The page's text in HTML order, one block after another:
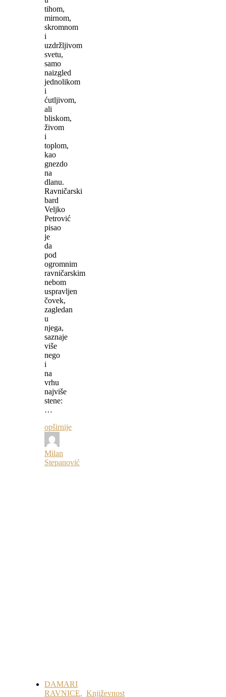
tihom,
mirnom,
skromnom
i
uzdržljivom
svetu,
samo
naizgled
jednolikom
i
ćutljivom,
ali
bliskom,
živom
i
toplom,
kao
gnezdo
na
dlanu.
Ravničarski
bard
Veljko
Petrović
pisao
je
da
pod
ogromnim
ravničarskim
nebom
uspravljen
čovek,
zagledan
u
njega,
saznaje
više
nego
i
na
vrhu
najviše
stene:
…
opširnije
Milan
Stepanović
DAMARI
RAVNICE, Književnost